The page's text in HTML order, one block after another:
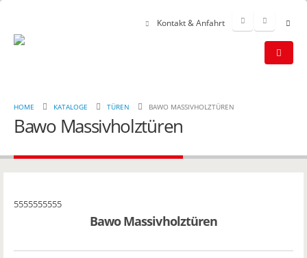
Kontakt & Anfahrt
HOME KATALOGE TÜREN BAWO MASSIVHOLZTÜREN
Bawo Massivholztüren
5555555555
Bawo Massivholztüren